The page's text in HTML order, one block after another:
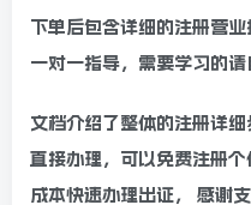
下单后包含详细的注册营
一对一指导，需要学习的请
文档介绍了整体的注册详
直接办理，可以免费注册
成本快速办理出证， 感谢